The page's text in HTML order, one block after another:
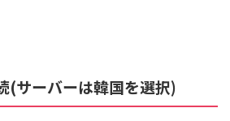
(サーバーは韓国を選択)